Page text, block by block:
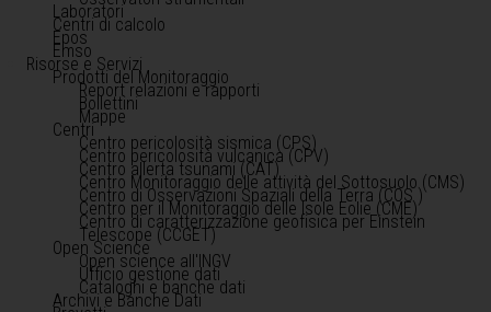
Laboratori
Centri di calcolo
Epos
Emso
Risorse e Servizi
Prodotti del Monitoraggio
Report relazioni e rapporti
Bollettini
Mappe
Centri
Centro pericolosità sismica (CPS)
Centro pericolosità vulcanica (CPV)
Centro allerta tsunami (CAT)
Centro Monitoraggio delle attività del Sottosuolo (CMS)
Centro di Osservazioni Spaziali della Terra (COS )
Centro per il Monitoraggio delle Isole Eolie (CME)
Centro di caratterizzazione geofisica per Einstein
Telescope (CCGET)
Open Science
Open science all'INGV
Ufficio gestione dati
Cataloghi e banche dati
Archivi e Banche Dati